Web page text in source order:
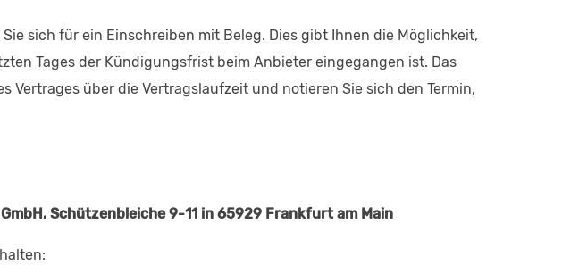
sich für ein Einschreiben mit Beleg. Dies gibt Ihnen die Möglichkeit,
Tages der Kündigungsfrist beim Anbieter eingegangen ist. Das
über die Vertragslaufzeit und notieren Sie sich den Termin,
Schützenbleiche 9-11 in 65929 Frankfurt am Main